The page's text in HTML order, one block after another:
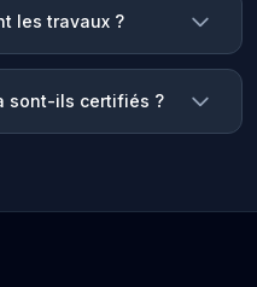
les travaux ?
sont-ils certifiés ?